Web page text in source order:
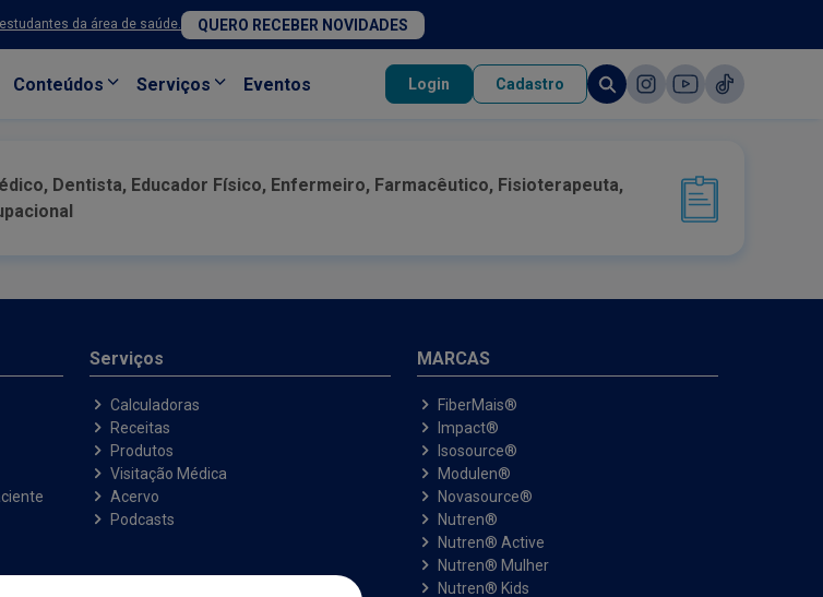
da área de saúde. QUERO RECEBER NOVIDADES
Conteúdos Serviços Eventos Login Cadastro
Dentista, Educador Físico, Enfermeiro, Farmacêutico, Fisioterapeuta,
Serviços
Calculadoras
Receitas
Produtos
Visitação Médica
Acervo
Podcasts
MARCAS
FiberMais®
Impact®
Isosource®
Modulen®
Novasource®
Nutren®
Nutren® Active
Nutren® Mulher
Nutren® Kids